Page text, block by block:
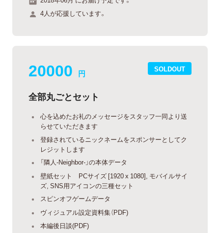
4人が応援しています。
SOLDOUT
20000 円
全部丸ごとセット
心を込めたお礼のメッセージをスタッフ一同より送
らせていただきます
登録されているニックネームをスポンサーとしてク
レジットします
「隣人-Neighbor-」の本体データ
壁紙セット PCサイズ [1920 x 1080], モバイルサイ
ズ, SNS用アイコンの三種セット
スピンオフゲームデータ
ヴィジュアル設定資料集（PDF)
本編後日談(PDF)